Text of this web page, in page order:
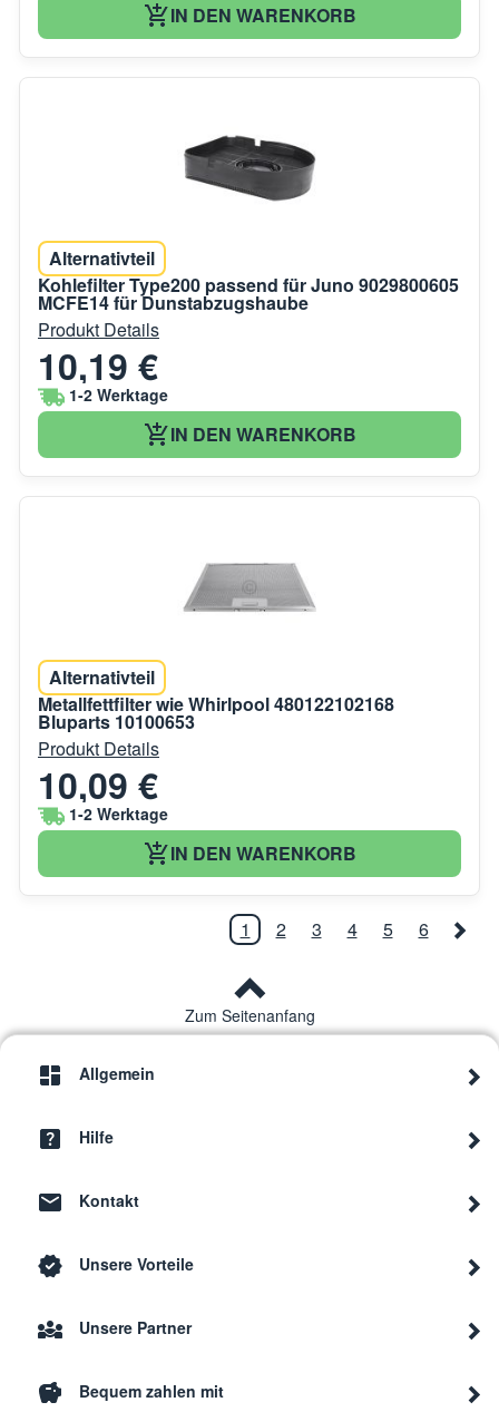
IN DEN WARENKORB
Alternativteil
Kohlefilter Type200 passend für Juno 9029800605
MCFE14 für Dunstabzugshaube
Produkt Details
10,19 €
1-2 Werktage
IN DEN WARENKORB
Alternativteil
Metallfettfilter wie Whirlpool 480122102168
Bluparts 10100653
Produkt Details
10,09 €
1-2 Werktage
IN DEN WARENKORB
1 2 3 4 5 6
Zum Seitenanfang
Allgemein
Hilfe
Kontakt
Unsere Vorteile
Unsere Partner
Bequem zahlen mit